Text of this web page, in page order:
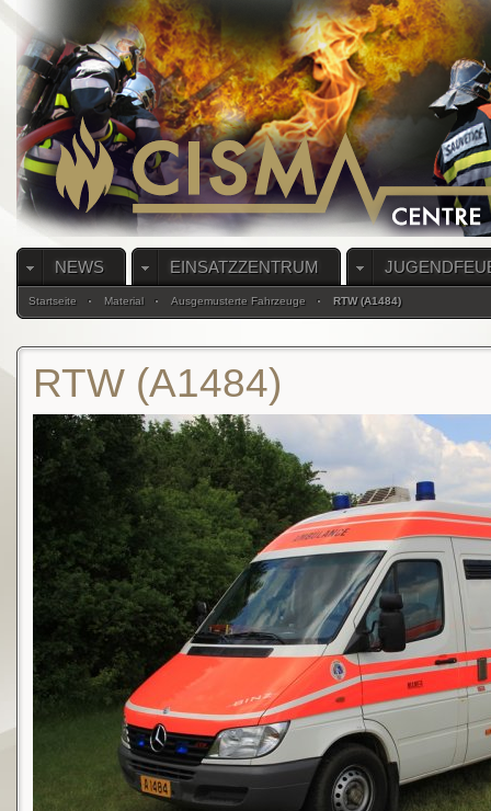
NEWS EINSATZZENTRUM
Startseite Material Ausgemusterte Fahrzeuge RTW (A1484)
RTW (A1484)